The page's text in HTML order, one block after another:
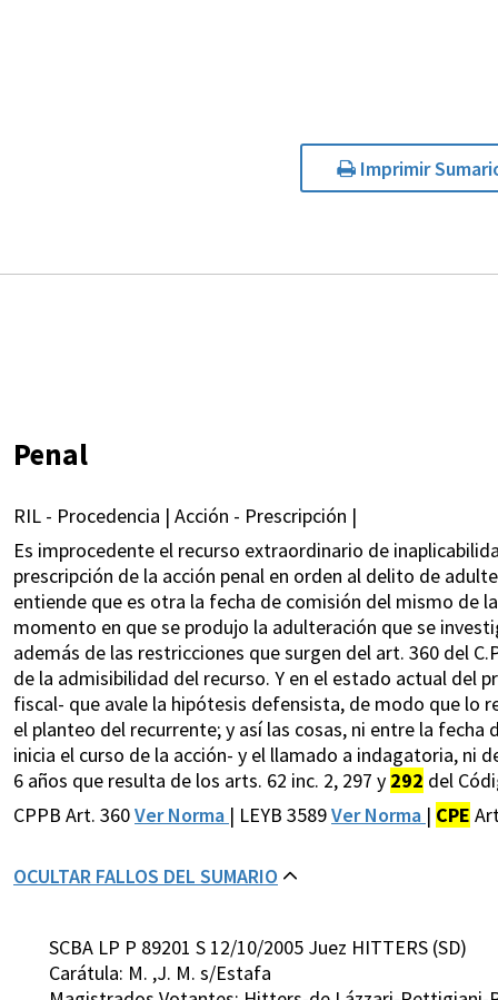
Imprimir
Penal
RIL - Procedencia | Acción - Prescripción |
Es improcedente el recurso extraordinario de
prescripción de la acción penal en orden al delito de
entiende que es otra la fecha de comisión del mismo de
momento en que se produjo la adulteración que se
además de las restricciones que surgen del art. 360 del
de la admisibilidad del recurso. Y en el estado actual del
fiscal- que avale la hipótesis defensista, de modo que lo
el planteo del recurrente; y así las cosas, ni entre la
inicia el curso de la acción- y el llamado a indagatoria,
6 años que resulta de los arts. 62 inc. 2, 297 y 292 del
CPPB Art. 360Ver Norma | LEYB 3589Ver Norma | CPE
OCULTAR FALLOS DEL SUMARIO
SCBA LP P 89201 S 12/10/2005 Juez HITTERS (SD)
Carátula: M. ,J. M. s/Estafa